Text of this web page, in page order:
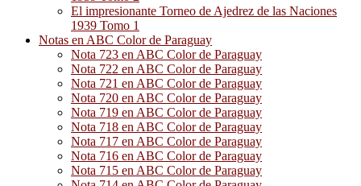
El impresionante Torneo de Ajedrez de las Naciones
1939 Tomo 1
Notas en ABC Color de Paraguay
Nota 723 en ABC Color de Paraguay
Nota 722 en ABC Color de Paraguay
Nota 721 en ABC Color de Paraguay
Nota 720 en ABC Color de Paraguay
Nota 719 en ABC Color de Paraguay
Nota 718 en ABC Color de Paraguay
Nota 717 en ABC Color de Paraguay
Nota 716 en ABC Color de Paraguay
Nota 715 en ABC Color de Paraguay